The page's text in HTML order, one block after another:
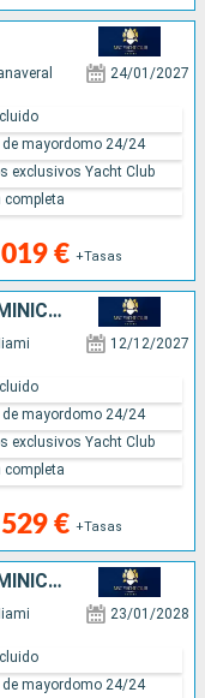
24/01/2027
€ +Tasas
de mayordomo 24/24
exclusivos Yacht Club
completa
ESTADOS UNIDOS, REPÚBLICA DOMINICANA, BAHAMAS
12/12/2027
€ +Tasas
de mayordomo 24/24
exclusivos Yacht Club
completa
ESTADOS UNIDOS, REPÚBLICA DOMINICANA, BAHAMAS
23/01/2028
de mayordomo 24/24